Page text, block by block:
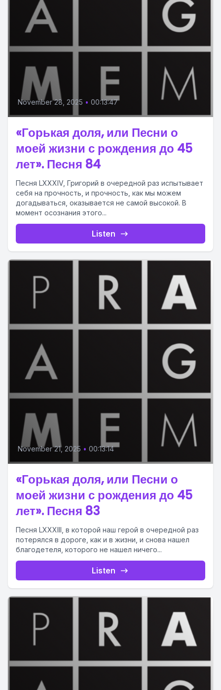
November 28, 2025 • 00:13:47
«Горькая доля, или Песни о
моей жизни с рождения до 45
лет». Песня 84
Песня LXXXIV, Григорий в очередной раз испытывает
себя на прочность, и прочность, как мы можем
догадываться, оказывается не самой высокой. В
момент осознания этого...
Listen
November 21, 2025 • 00:13:14
«Горькая доля, или Песни о
моей жизни с рождения до 45
лет». Песня 83
Песня LXXXIII, в которой наш герой в очередной раз
потерялся в дороге, как и в жизни, и снова нашел
благодетеля, которого не нашел ничего...
Listen